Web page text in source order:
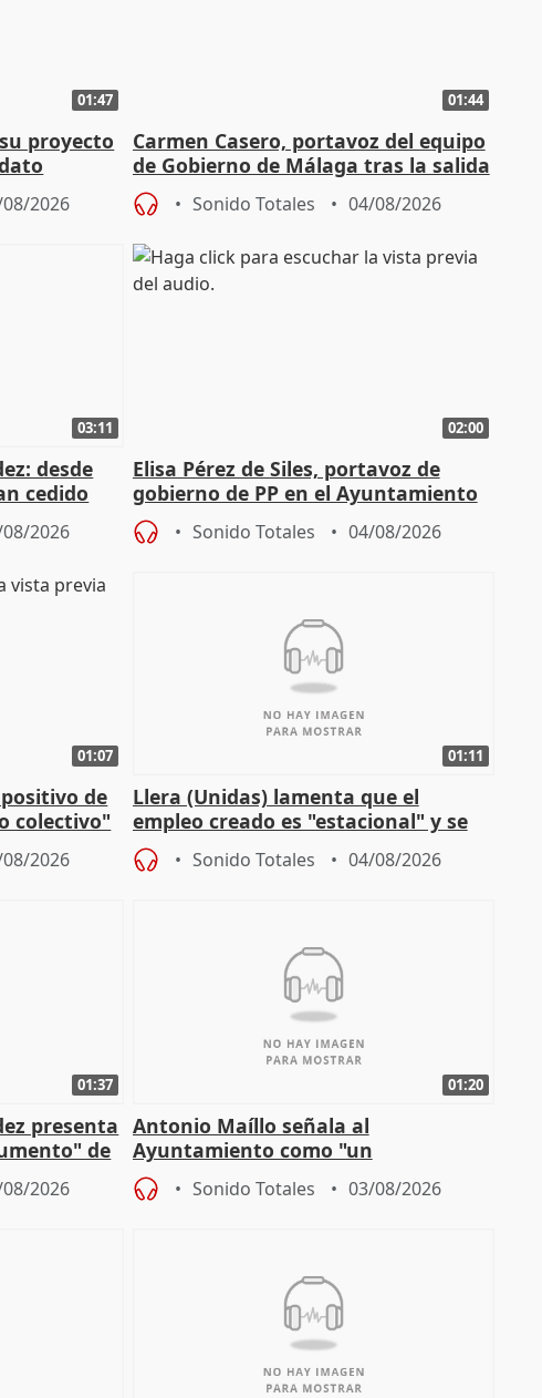
01:47
proyecto
2026
01:44
Carmen Casero, portavoz del equipo
de Gobierno de Málaga tras la salida
de Pérez de Siles
Sonido Totales 04/08/2026
03:11
desde
cedido
2026
02:00
Elisa Pérez de Siles, portavoz de
gobierno de PP en el Ayuntamiento
de Málaga, deja la política
Sonido Totales 04/08/2026
01:07
de
colectivo"
2026
01:11
Llera (Unidas) lamenta que el
empleo creado es "estacional" y se
"esfumará" al acabar el verano
Sonido Totales 04/08/2026
01:37
presenta
de
2026
01:20
Antonio Maíllo señala al
Ayuntamiento como "un
especulador más" sobre viviendas de
Jiménez Becerril
Sonido Totales 03/08/2026